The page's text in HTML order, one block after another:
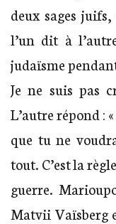
deux sages
l’un dit à
judaïsme
Je ne suis pas
L’autre répond :
que tu ne
tout. C’est la
guerre.
Matvii Vaïsberg